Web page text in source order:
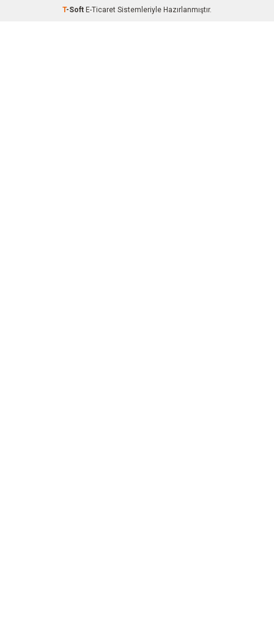
T-Soft E-Ticaret Sistemleriyle Hazırlanmıştır.